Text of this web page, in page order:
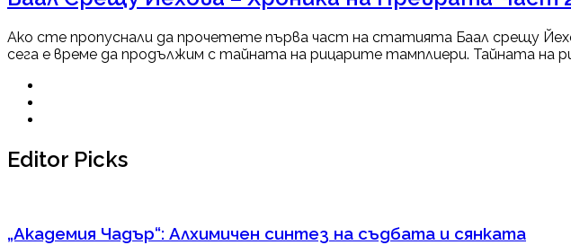
Ако сте пропуснали да прочетете първа част на статията Баал срещу
сега е време да продължим с тайната на рицарите тамплиери. Тайната на
Editor Picks
„Академия Чадър“: Алхимичен синтез на съдбата и сянката